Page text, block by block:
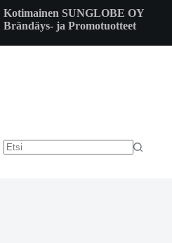
to
content
Kotimainen SUNGLOBE OY
Brändäys- ja Promotuotteet